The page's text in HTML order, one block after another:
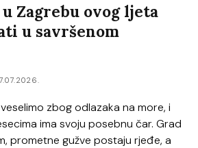
Zagrebu ovog ljeta
u savršenom
zbog odlazaka na more, i
ima svoju posebnu čar. Grad
prometne gužve postaju rjeđe, a